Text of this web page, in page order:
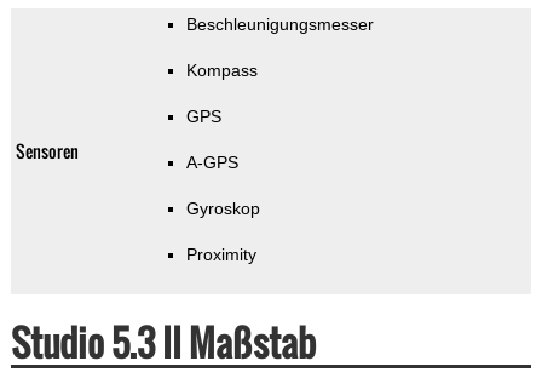
Sensoren
Beschleunigungsmesser
Kompass
GPS
A-GPS
Gyroskop
Proximity
Studio 5.3 II Maßstab